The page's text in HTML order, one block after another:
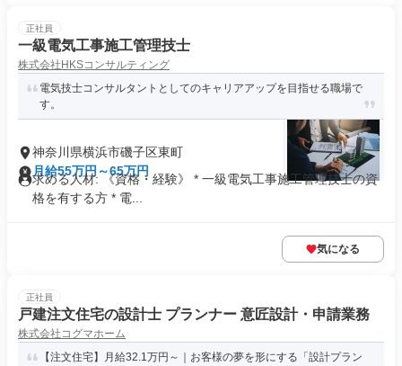
正社員
一級電気工事施工管理技士
株式会社HKSコンサルティング
電気技士コンサルタントとしてのキャリアアップを目指せる職場で
す。
神奈川県横浜市磯子区東町
月給55万円～65万円
求める人材: 《資格・経験》 * 一級電気工事施工管理技士の資
格を有する方 * 電...
気になる
正社員
戸建注文住宅の設計士 プランナー 意匠設計・申請業務
株式会社コグマホーム
【注文住宅】月給32.1万円～｜お客様の夢を形にする「設計プラン